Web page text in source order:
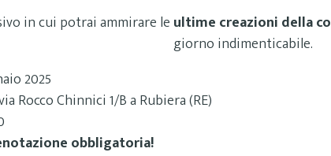
in cui potrai ammirare le ultime creazioni della
giorno indimenticabile.
2025
Rocco Chinnici 1/B a Rubiera (RE)
obbligatoria!